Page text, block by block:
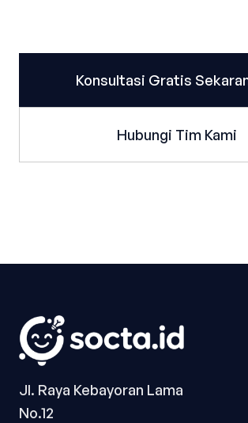
Konsultasi Gratis
Hubungi Tim Kami
Jl. Raya Kebayoran Lama
No.12